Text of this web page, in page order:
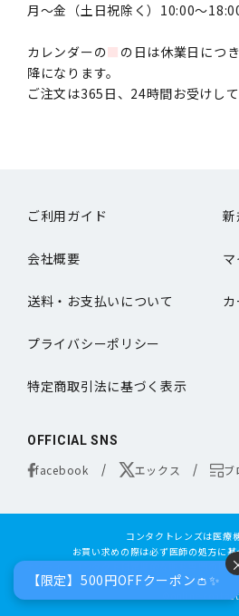
【限定】500円OFFクーポン👛✨
月〜金（土日祝除く）10:00～
カレンダーの■ の日は休業日につ
降になります。
ご注文は365日、24時間お受けして
ご利用ガイド
会社概要
送料・お支払いについて
プライバシーポリシー
特定商取引法に基づく表示
OFFICIAL SNS
facebook エックス ブ
コンタクトレンズは医療
お買い求めの際は必ず医師の処方に基
オンラインコンタクトは定期的な眼科専門の医
©online-